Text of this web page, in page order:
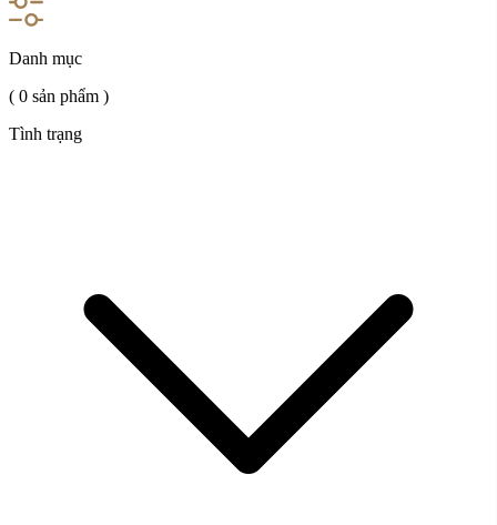
Danh mục
( 0 sản phẩm )
Tình trạng